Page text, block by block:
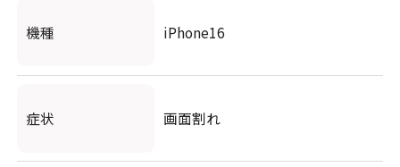
機種 iPhone16
症状 画面割れ